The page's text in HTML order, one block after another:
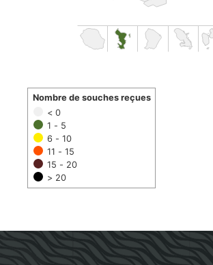
< 0
1 - 5
6 - 10
11 - 15
15 - 20
> 20
Nombre de souches reçues